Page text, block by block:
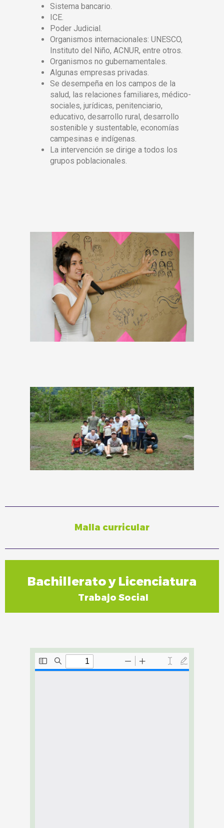
Sistema bancario.
ICE.
Poder Judicial.
Organismos internacionales: UNESCO,
Instituto del Niño, ACNUR, entre otros.
Organismos no gubernamentales.
Algunas empresas privadas.
Se desempeña en los campos de la
salud, las relaciones familiares, médico-
sociales, jurídicas, penitenciario,
educativo, desarrollo rural, desarrollo
sostenible y sustentable, economías
campesinas e indígenas.
La intervención se dirige a todos los
grupos poblacionales.
Malla curricular
Bachillerato y Licenciatura
Trabajo Social